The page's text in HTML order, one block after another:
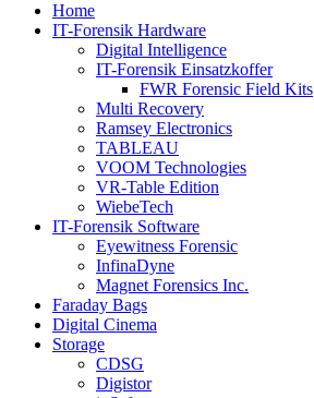
Home
IT-Forensik Hardware
Digital Intelligence
IT-Forensik Einsatzkoffer
FWR Forensic Field Kits
Multi Recovery
Ramsey Electronics
TABLEAU
VOOM Technologies
VR-Table Edition
WiebeTech
IT-Forensik Software
Eyewitness Forensic
InfinaDyne
Magnet Forensics Inc.
Faraday Bags
Digital Cinema
Storage
CDSG
Digistor